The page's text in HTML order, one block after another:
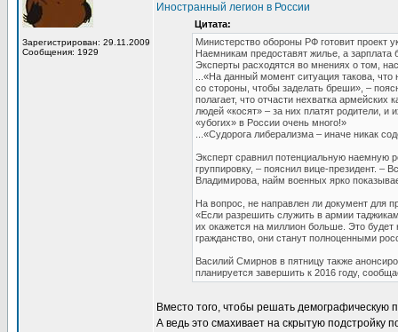
Зарегистрирован: 29.11.2009
Сообщения: 1929
Иностранный легион в России
Цитата:
Министерство обороны РФ готовит проект
Наемникам предоставят жилье, а зарплата
Эксперты расходятся во мнениях о том,
...«На данный момент ситуация такова,
со стороны, чтобы заделать бреши», –
полагает, что отчасти нехватка
людей «косят» – за них платят родители,
«убогих» в России очень много!»
...«Судорога либерализма – иначе никак
Эксперт сравнил потенциальную наемную
группировку, – пояснил вице-президент. –
Владимирова, найм военных ярко
На вопрос, не направлен ли документ для
«Если разрешить служить в армии
их окажется на миллион больше. Это
гражданство, они станут полноценными
Василий Смирнов в пятницу также
планируется завершить к 2016 году,
Вместо того, чтобы решать демографическую
А ведь это смахивает на скрытую подстройку